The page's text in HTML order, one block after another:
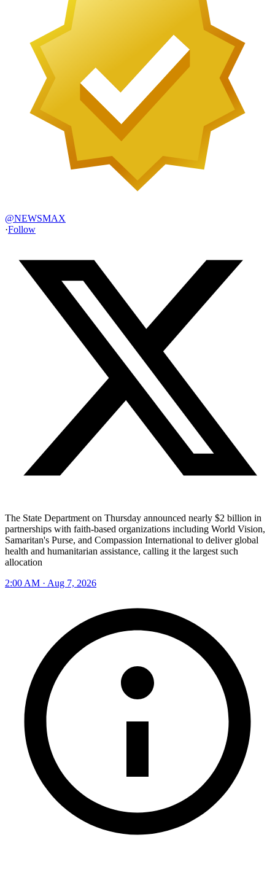
@NEWSMAX
·Follow
The State Department on Thursday announced nearly $2 billion in
partnerships with faith-based organizations including World Vision, ​
Samaritan's Purse, and Compassion International to ⁠deliver global
health ​and humanitarian assistance, calling it the ⁠largest such
allocation
2:00 AM · Aug 7, 2026